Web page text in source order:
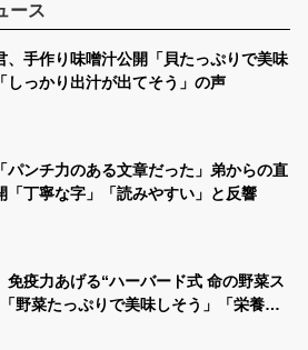
ース
、手作り味噌汁公開「貝たっぷりで美味
しっかり出汁が出てそう」の声
パンチ力のある文章だった」弟からの直
「丁寧な字」「読みやすい」と反響
免疫力あげる“ハーバード式 命の野菜ス
野菜たっぷりで美味しそう」「栄養満